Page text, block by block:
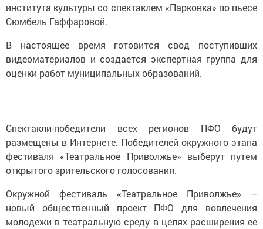
института культуры со спектаклем «Парковка» по пьесе
Сюмбель Гаффаровой.
В настоящее время готовится свод поступивших
видеоматериалов и создается экспертная группа для
оценки работ муниципальных образований.
Спектакли-победители всех регионов ПФО будут
размещены в Интернете. Победителей окружного этапа
фестиваля «Театральное Приволжье» выберут путем
открытого зрительского голосования.
Окружной фестиваль «Театральное Приволжье» –
новый общественный проект ПФО для вовлечения
молодежи в театральную среду в целях расширения ее